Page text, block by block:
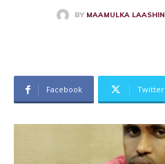
BY MAAMULKA LAASHIN
Facebook Twitter